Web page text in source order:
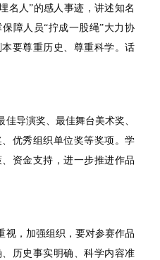
名人”的感人事迹，讲述知名
障人员“拧成一股绳”大力协
要尊重历史、尊重科学。话
导演奖、最佳舞台美术奖、
优秀组织单位奖等奖项。学
资金支持，进一步推进作品
视，加强组织，要对参赛作品
历史事实明确、科学内容准